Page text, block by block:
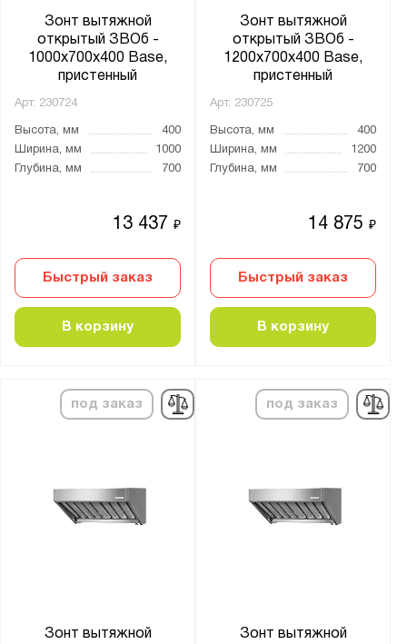
Зонт вытяжной
открытый ЗВОб -
1000x700x400 Base,
пристенный
Арт. 230724
Высота, мм
400
Ширина, мм
1000
Глубина, мм
700
13 437₽
Быстрый заказ
В корзину
Зонт вытяжной
открытый ЗВОб -
1200x700x400 Base,
пристенный
Арт. 230725
Высота, мм
400
Ширина, мм
1200
Глубина, мм
700
14 875₽
Быстрый заказ
В корзину
под заказ
Зонт вытяжной
под заказ
Зонт вытяжной